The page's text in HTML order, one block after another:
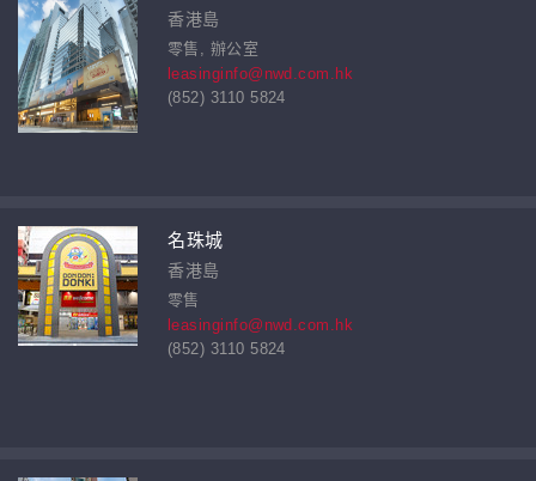
香港島
零售, 辦公室
leasinginfo@nwd.com.hk
(852) 3110 5824
名珠城
香港島
零售
leasinginfo@nwd.com.hk
(852) 3110 5824